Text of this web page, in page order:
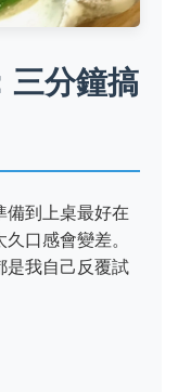
三分鐘搞
備到上桌最好在
口感會變差。
是我自己反覆試